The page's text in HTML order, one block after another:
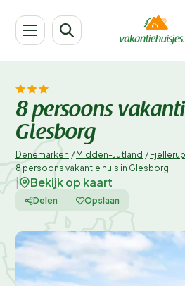
8 persoons
Glesborg
Denemarken / Midden-Jutland /
8 persoons vakantie huis in Glesborg
Bekijk op kaart
Delen Opslaan